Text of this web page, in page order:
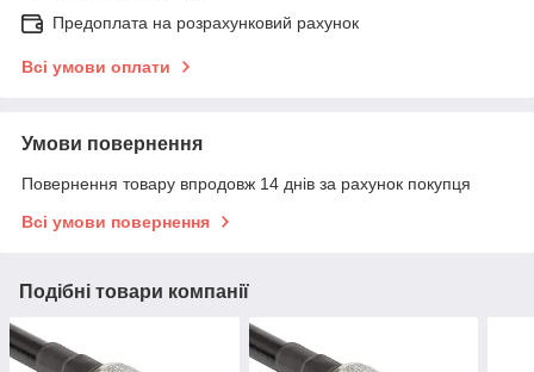
Предоплата на розрахунковий рахунок
Всі умови оплати
Умови повернення
Повернення товару впродовж 14 днів за рахунок покупця
Всі умови повернення
Подібні товари компанії